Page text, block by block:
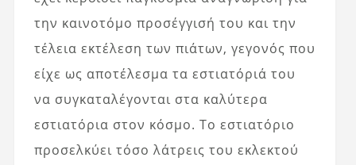
την καινοτόμο προσέγγισή του και την
τέλεια εκτέλεση των πιάτων, γεγονός που
είχε ως αποτέλεσμα τα εστιατόριά του
να συγκαταλέγονται στα καλύτερα
εστιατόρια στον κόσμο. Το εστιατόριο
προσελκύει τόσο λάτρεις του εκλεκτού